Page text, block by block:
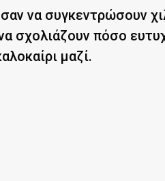
να συγκεντρώσουν
σχολιάζουν πόσο
μαζί.